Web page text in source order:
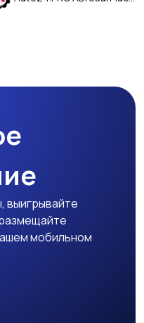
выигрывайте
мобильном